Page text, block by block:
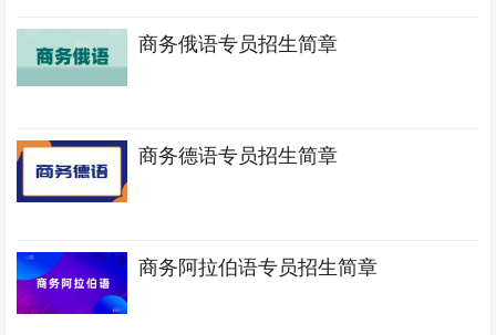
商务俄语专员招生简章
商务德语专员招生简章
商务阿拉伯语专员招生简章